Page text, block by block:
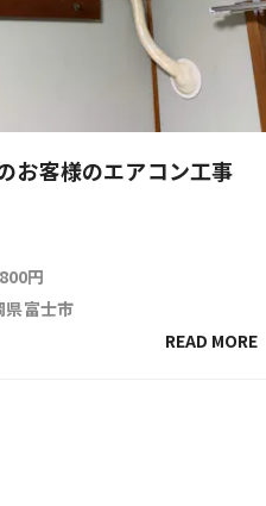
お客様のエアコン工事
円
県富士市
READ MORE